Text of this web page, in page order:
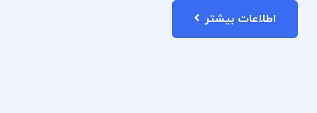
اطلاعات بیشتر